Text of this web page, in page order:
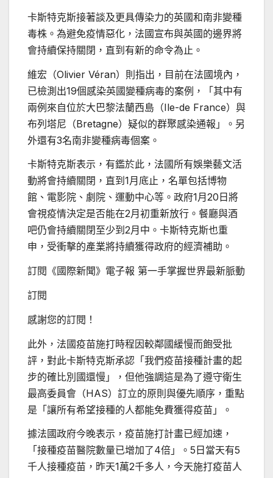
卡斯特克斯接著談及更具傳染力的英國和南非變種
毒株。為避免疫情惡化，法國宣布與英國的邊界將
會持續保持關閉，直到有新的命令為止。
維宏（Olivier Véran）則指出，目前在法國境內，
已檢測出19個感染英國變種病毒的案例，「其中有
兩例來自位於大巴黎法蘭西島（Ile-de France）與
布列塔尼（Bretagne）疑似的群聚感染通報」。另
外還有3名南非變種病毒個案。
卡斯特克斯表示，有鑑於此，法國所有娛樂藝文活
動將會持續關閉，直到1月底止，名單包括博物
館、電影院、劇院、運動中心等。政府1月20日將
會視疫情決定是否能在2月初重新放行。餐廳與酒
吧仍會持續關閉至少到2月中。卡斯特克斯也重
申，受衝擊的產業將持續獲得政府的經濟補助。
訂閱《國際新聞》電子報 第一手掌握世界最新脈動
訂閱
感謝您的訂閱！
此外，法國疫苗施打時程因較鄰國緩慢而飽受批
評，對此卡斯特克斯承認「我們疫苗接種計畫的起
步的確比別國還慢」，但他強調這是為了遵守衛生
最高委員會（HAS）訂立的原則與優先順序，重點
是「讓所有希望接種的人都能免費獲得疫苗」。
據法國政府今晚表示，疫苗施打計畫已經加速，
「接種疫苗醫院數量已增加了4倍」。5日當天有5
千人接種疫苗，昨天1萬2千多人，今天施打疫苗人